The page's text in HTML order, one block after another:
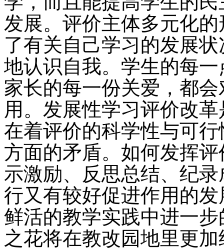
发展。评价主体多元化
了有关自己学习的发展
地认识自我。学生的每
家长的每一份关爱，都
用。发展性学习评价改
在着评价的科学性与可
方面的矛盾。如何发挥
示激励、反思总结、纪
行又有较好促进作用的
鲜活的教学实践中进一
之花将在教改园地里更